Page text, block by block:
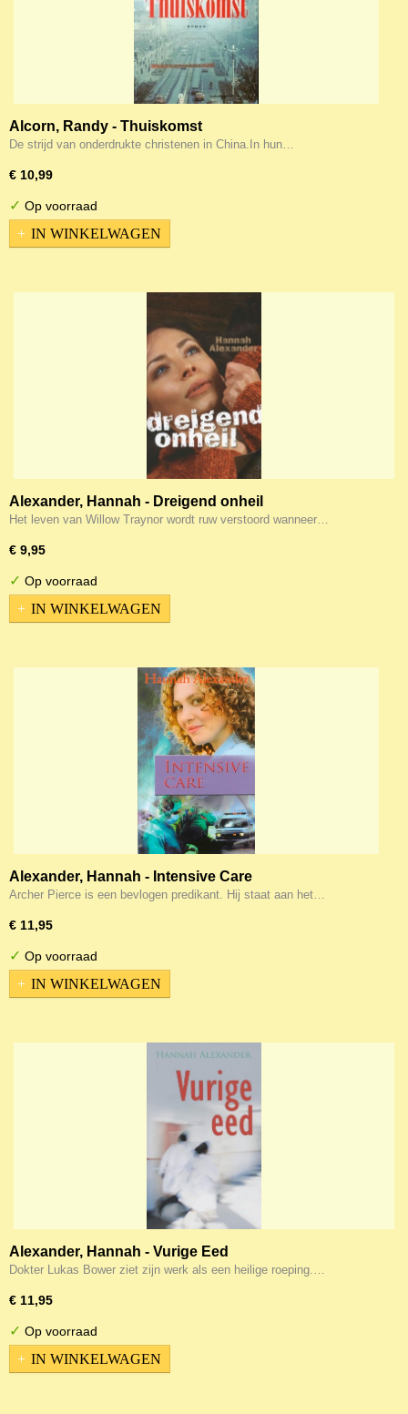
Alcorn, Randy - Thuiskomst
De strijd van onderdrukte christenen in China.In hun…
€ 10,99
✓ Op voorraad
IN WINKELWAGEN
Alexander, Hannah - Dreigend onheil
Het leven van Willow Traynor wordt ruw verstoord wanneer…
€ 9,95
✓ Op voorraad
IN WINKELWAGEN
Alexander, Hannah - Intensive Care
Archer Pierce is een bevlogen predikant. Hij staat aan het…
€ 11,95
✓ Op voorraad
IN WINKELWAGEN
Alexander, Hannah - Vurige Eed
Dokter Lukas Bower ziet zijn werk als een heilige roeping.…
€ 11,95
✓ Op voorraad
IN WINKELWAGEN